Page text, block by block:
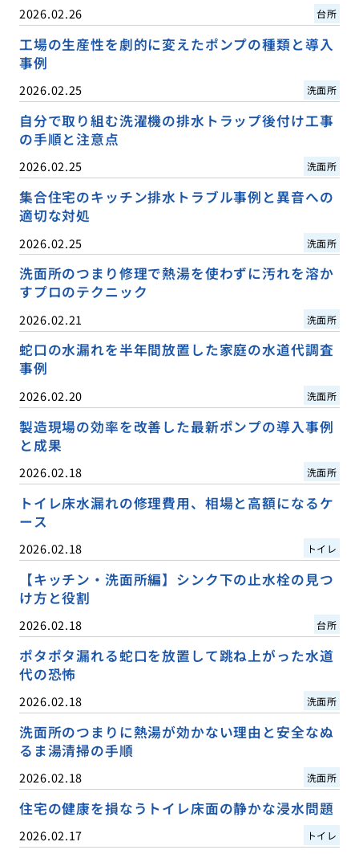
2026.02.26 台所
工場の生産性を劇的に変えたポンプの種類と導入
事例
2026.02.25 洗面所
自分で取り組む洗濯機の排水トラップ後付け工事
の手順と注意点
2026.02.25 洗面所
集合住宅のキッチン排水トラブル事例と異音への
適切な対処
2026.02.25 洗面所
洗面所のつまり修理で熱湯を使わずに汚れを溶か
すプロのテクニック
2026.02.21 洗面所
蛇口の水漏れを半年間放置した家庭の水道代調査
事例
2026.02.20 洗面所
製造現場の効率を改善した最新ポンプの導入事例
と成果
2026.02.18 洗面所
トイレ床水漏れの修理費用、相場と高額になるケ
ース
2026.02.18 トイレ
【キッチン・洗面所編】シンク下の止水栓の見つ
け方と役割
2026.02.18 台所
ポタポタ漏れる蛇口を放置して跳ね上がった水道
代の恐怖
2026.02.18 洗面所
洗面所のつまりに熱湯が効かない理由と安全なぬ
るま湯清掃の手順
2026.02.18 洗面所
住宅の健康を損なうトイレ床面の静かな浸水問題
2026.02.17 トイレ